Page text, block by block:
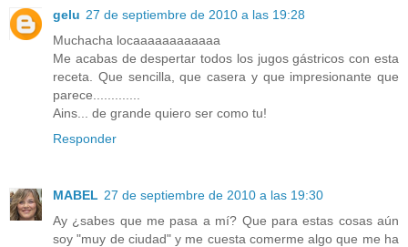
gelu 27 de septiembre de 2010 a las 19:28
Muchacha locaaaaaaaaaaaa
Me acabas de despertar todos los jugos gástricos con esta
receta. Que sencilla, que casera y que impresionante que
parece.............
Ains... de grande quiero ser como tu!
Responder
MABEL 27 de septiembre de 2010 a las 19:30
Ay ¿sabes que me pasa a mí? Que para estas cosas aún
soy "muy de ciudad" y me cuesta comerme algo que me ha